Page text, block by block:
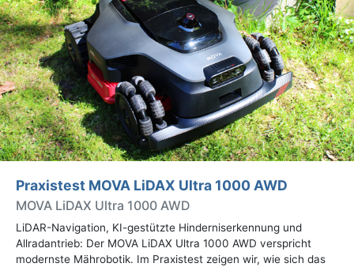
Praxistest MOVA LiDAX Ultra 1000 AWD
MOVA LiDAX Ultra 1000 AWD
LiDAR-Navigation, KI-gestützte Hinderniserkennung und
Allradantrieb: Der MOVA LiDAX Ultra 1000 AWD verspricht
modernste Mährobotik. Im Praxistest zeigen wir, wie sich das